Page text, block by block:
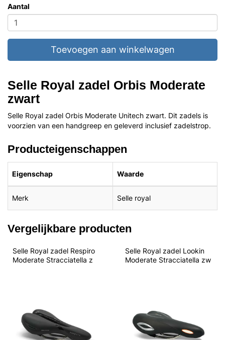
Aantal
Toevoegen aan winkelwagen
Selle Royal zadel Orbis Moderate
zwart
Selle Royal zadel Orbis Moderate Unitech zwart. Dit zadels is
voorzien van een handgreep en geleverd inclusief zadelstrop.
Producteigenschappen
Eigenschap Waarde
Merk Selle royal
Vergelijkbare producten
Selle Royal zadel Respiro
Moderate Stracciatella z
Selle Royal zadel Lookin
Moderate Stracciatella zw